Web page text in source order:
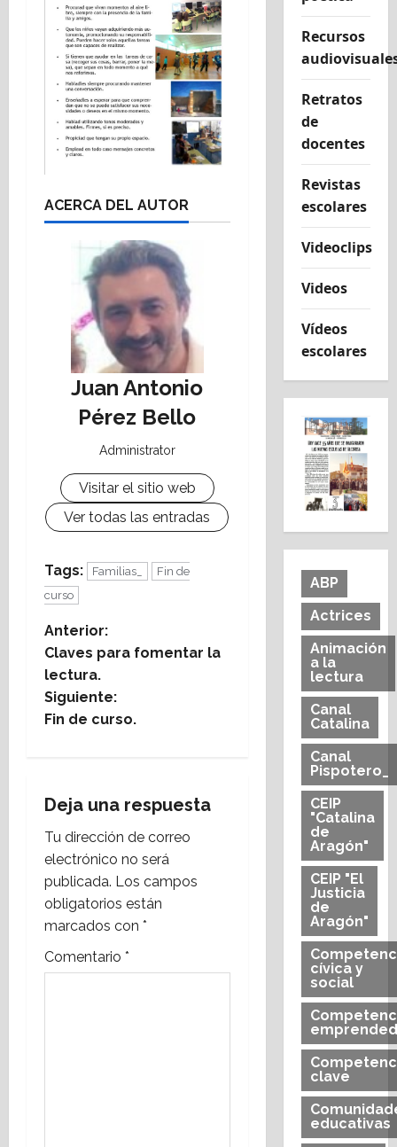
ACERCA DEL AUTOR
Juan Antonio
Pérez Bello
Administrator
Visitar el sitio web
Ver todas las entradas
Tags: Familias_
Fin de
curso
N
a
v
c
i
ó
n
Anterior:
Claves para fomentar la
lectura.
Siguiente:
Fin de curso.
Deja una respuesta
Tu dirección de correo
electrónico no será
publicada. Los campos
obligatorios están
marcados con *
Comentario *
Recursos
Retratos
de
docentes
Revistas
escolares
Videoclips
Videos
Vídeos
escolares
ABP
Actrices
Animación
a la
lectura
Canal
Catalina
Canal
Pispotero_
CEIP
"Catalina
de
Aragón"
CEIP "El
Justicia
de
Aragón"
cívica y
social
clave
educativas